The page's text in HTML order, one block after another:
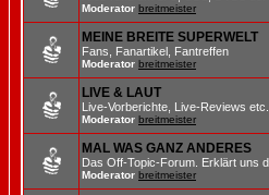
Moderator breitmeister
MEINE BREITE SUPERWELT
Fans, Fanartikel, Fantreffen
Moderator breitmeister
LIVE & LAUT
Live-Vorberichte, Live-Reviews etc.
Moderator breitmeister
MAL WAS GANZ ANDERES
Das Off-Topic-Forum. Erklärt uns
Moderator breitmeister